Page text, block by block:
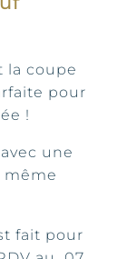
la coupe
pour
!
une
même
fait pour